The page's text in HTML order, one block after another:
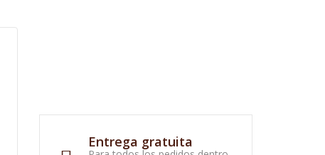
Entrega gratuita